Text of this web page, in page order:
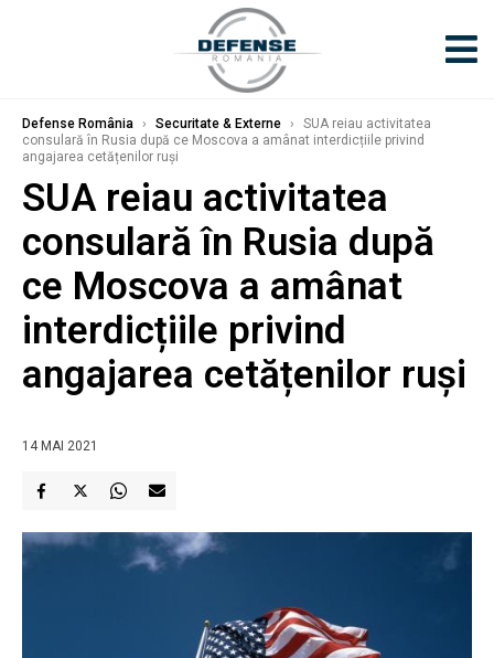
Defense România › Securitate & Externe ›
SUA reiau activitatea
consulară în Rusia după ce Moscova a amânat interdicțiile privind
angajarea cetățenilor ruși
SUA reiau activitatea
consulară în Rusia după
ce Moscova a amânat
interdicțiile privind
angajarea cetățenilor ruși
14 MAI 2021